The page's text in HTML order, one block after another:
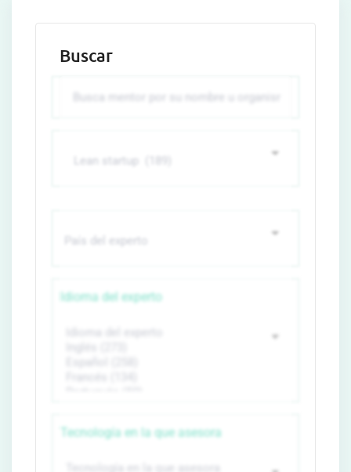
Buscar
Idioma del experto
Tecnología en la que asesora